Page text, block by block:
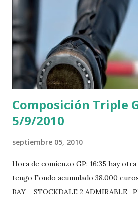
Composición Triple
5/9/2010
septiembre 05, 2010
Hora de comienzo GP: 16:35 hay
tengo Fondo acumulado 38.000
BAY – STOCKDALE 2 ADMIRABLE -